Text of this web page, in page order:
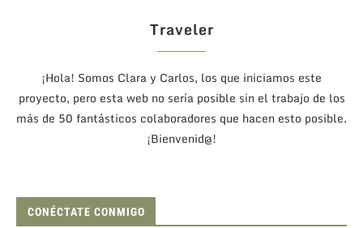
Traveler
¡Hola! Somos Clara y Carlos, los que iniciamos este
proyecto, pero esta web no sería posible sin el trabajo de los
más de 50 fantásticos colaboradores que hacen esto posible.
¡Bienvenid@!
CONÉCTATE CONMIGO